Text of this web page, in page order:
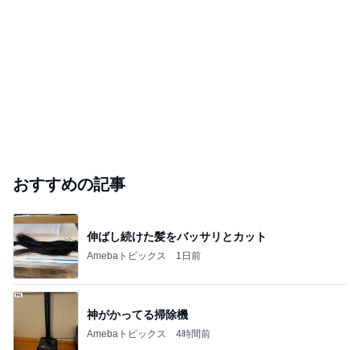
おすすめの記事
伸ばし続けた髪をバッサリとカット
Amebaトピックス 1日前
神がかってる掃除機
Amebaトピックス 4時間前